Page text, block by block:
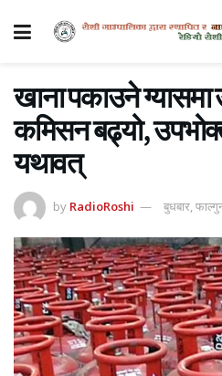
खाना पकाउने ग्यासमा
कमिसन बढ्यो,
यथावत्
by RadioRoshi बुधबार,